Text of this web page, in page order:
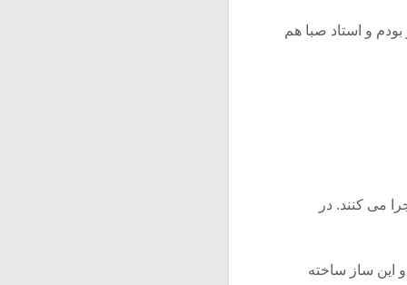
و استاد صبا هم
می کنند. در
این ساز ساخته